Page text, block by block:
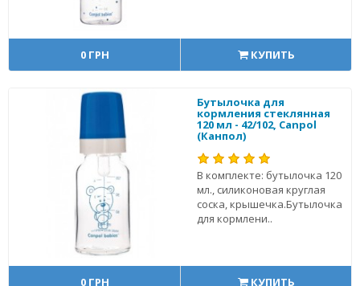
0 ГРН КУПИТЬ
Бутылочка для
кормления стеклянная
120 мл - 42/102, Canpol
(Канпол)
В комплекте: бутылочка 120
мл., силиконовая круглая
соска, крышечка.Бутылочка
для кормлени..
0 ГРН КУПИТЬ